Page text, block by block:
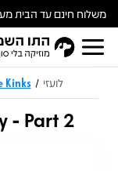
ש״ח
לועזי /
Kinks
- Part 2